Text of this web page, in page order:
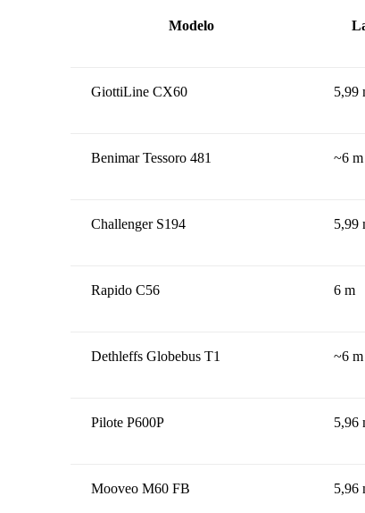
Modelo
GiottiLine CX60 5,99
Benimar Tessoro 481 ~6 m
Challenger S194 5,99
Rapido C56 6 m
Dethleffs Globebus T1 ~6 m
Pilote P600P 5,96
Mooveo M60 FB 5,96